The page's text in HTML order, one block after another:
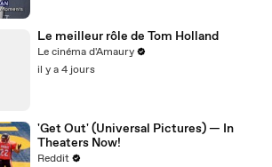
Le meilleur rôle de Tom Holland
Le cinéma d'Amaury
il y a 4 jours
'Get Out' (Universal Pictures) — In
Theaters Now!
Reddit